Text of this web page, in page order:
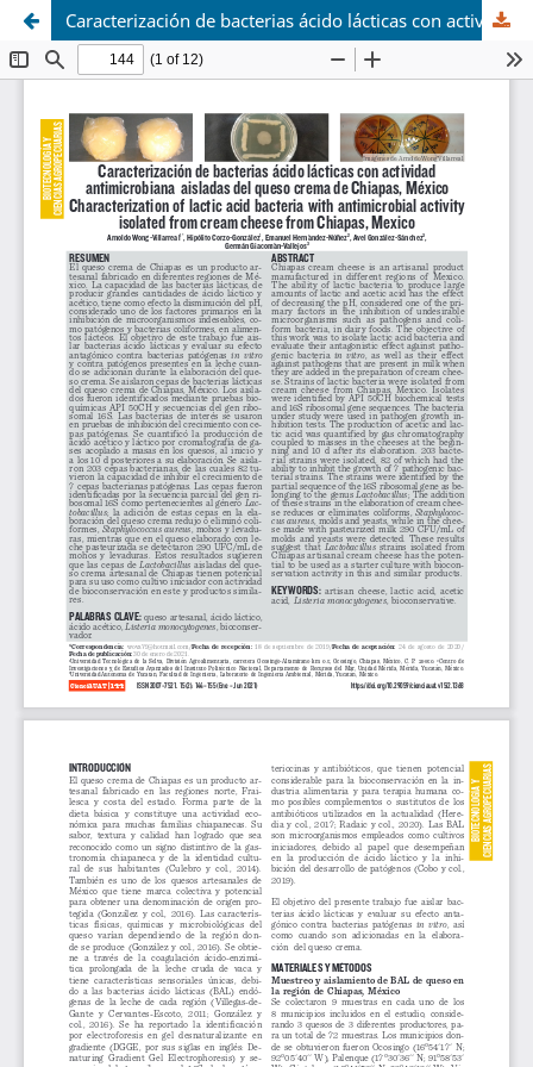
Caracterización de bacterias ácido lácticas con actividad antimicrobiana aisladas del queso crema de Chiapas, México